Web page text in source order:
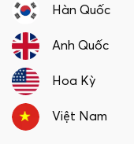
Hàn Quốc
Anh Quốc
Hoa Kỳ
Việt Nam